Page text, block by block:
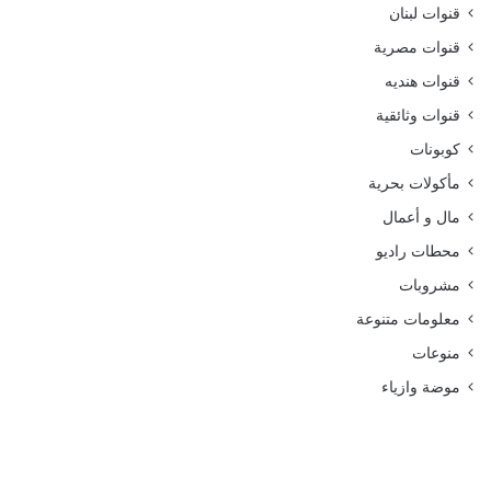
قنوات لبنان
قنوات مصرية
قنوات هنديه
قنوات وثائقية
كوبونات
مأكولات بحرية
مال و أعمال
محطات راديو
مشروبات
معلومات متنوعة
منوعات
موضة وازياء